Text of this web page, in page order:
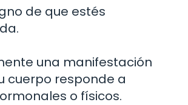
de que estés
una manifestación
cuerpo responde a
o físicos.